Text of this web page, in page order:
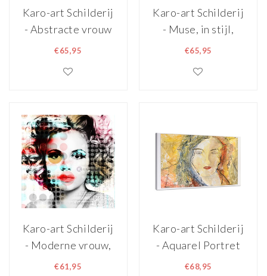
Karo-art Schilderij
- Abstracte vrouw
II, Multikleur , 2
canvas ,
€65,95
Karo-art Schilderij
- Muse, in stijl,
Multikleur , 2
canvas, premium
€65,95
Karo-art Schilderij
- Moderne vrouw,
Multikleur , 3
€61,95
Karo-art Schilderij
- Aquarel Portret
Vrouw op Canvas,
€68,95